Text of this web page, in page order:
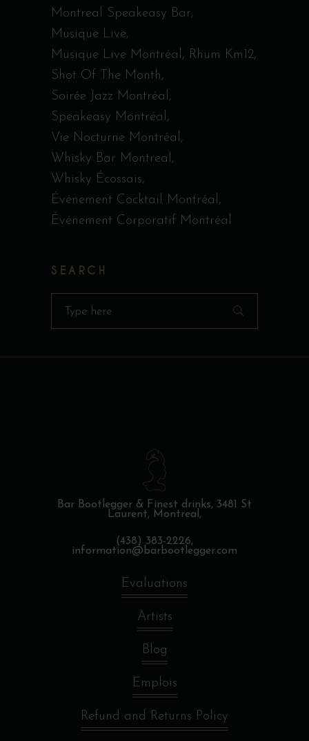
Montreal Speakeasy Bar
Musique Live
Musique Live Montréal
Rhum Km12
Shot Of The Month
Soirée Jazz Montréal
Speakeasy Montréal
Vie Nocturne Montréal
Whisky Bar Montreal
Whisky Écossais
Événement Cocktail Montréal
Événement Corporatif Montréal
SEARCH
Bar Bootlegger & Finest drinks, 3481 St
Laurent, Montreal,
(438) 383-2226,
information@barbootlegger.com
Evaluations
Artists
Blog
Emplois
Refund and Returns Policy